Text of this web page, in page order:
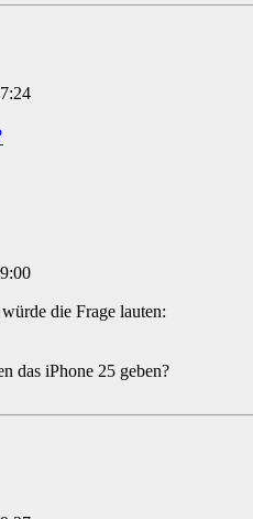
die Frage lauten:
das iPhone 25 geben?